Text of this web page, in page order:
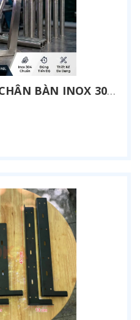
DỊCH VỤ GIA CÔNG CHÂN BÀN INOX 304 THEO YÊU CẦU TẠI HÀ NỘI